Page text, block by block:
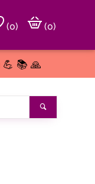
(0)
(0)
💪 📚 🙏